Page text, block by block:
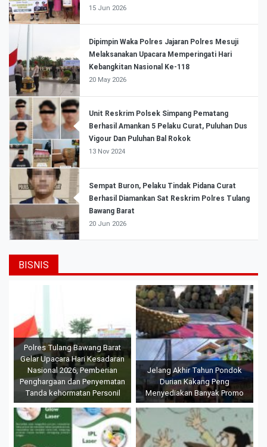
15 Jun 2026
Dipimpin Waka Polres Jajaran Polres Mesuji
Melaksanakan Upacara Memperingati Hari
Kebangkitan Nasional Ke-118
20 May 2026
Unit Reskrim Polsek Simpang Pematang
Berhasil Amankan 5 Pelaku Curat, Puluhan Dus
Vigour Dan Puluhan Bal Rokok
13 Nov 2024
Sempat Buron, Pelaku Tindak Pidana Curat
Berhasil Diamankan Sat Reskrim Polres Tulang
Bawang Barat
20 Jun 2026
BISNIS
Polres Tulang Bawang Barat
Gelar Upacara Hari Kesadaran
Nasional 2026, Pemberian
Penghargaan dan Penyematan
Tanda kehormatan Personil
Jelang Akhir Tahun Pondok
Durian Kakang Peng
Menyediakan Banyak Promo